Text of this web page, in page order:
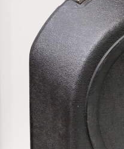
ベース
ドラム
キーボード
管楽器